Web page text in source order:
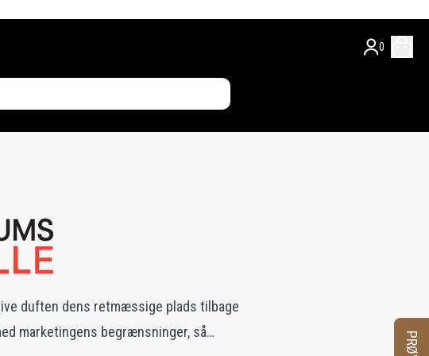
0
duften dens retmæssige plads tilbage
marketingens begrænsninger, så